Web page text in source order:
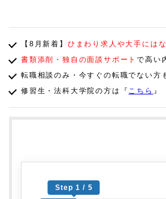
【8月新着】 ひまわり求人や大手には
書類添削・独自の面談サポートで高い
転職相談のみ・今すぐの転職でない方
修習生・法科大学院の方は『 こちら 』
Step 1 / 5